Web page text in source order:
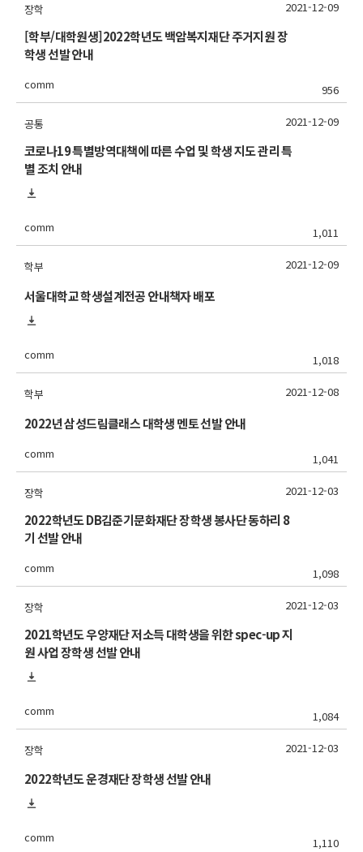
장학
[학부/대학원생]2022학년도 백암복지재단 주거지원 장
학생 선발 안내
comm 956
2021-12-09
공통
코로나19 특별방역대책에 따른 수업 및 학생 지도 관리 특
별 조치 안내
comm 1,011
2021-12-09
학부
서울대학교 학생설계전공 안내책자 배포
comm 1,018
2021-12-09
학부
2022년 삼성드림클래스 대학생 멘토 선발 안내
comm 1,041
2021-12-08
장학
2022학년도 DB김준기문화재단 장학생 봉사단 동하리 8
기 선발 안내
comm 1,098
2021-12-03
장학
2021학년도 우양재단 저소득 대학생을 위한 spec-up 지
원 사업 장학생 선발 안내
comm 1,084
2021-12-03
장학
2022학년도 운경재단 장학생 선발 안내
comm 1,110
2021-12-03